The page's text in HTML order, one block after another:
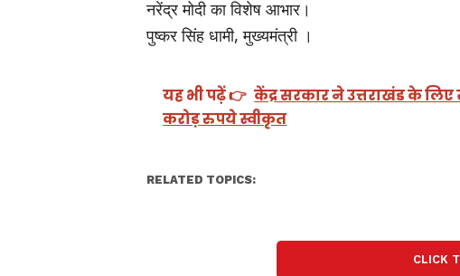
नरेंद्र मोदी का विशेष आभार।
पुष्कर सिंह धामी, मुख्यमंत्री ।
यह भी पढ़ें 👉 केंद्र सरकार ने उत्तराखंड के
करोड़ रुपये स्वीकृत
RELATED TOPICS:
CLICK